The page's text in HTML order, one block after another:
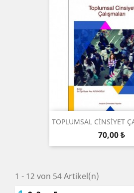
TOPLUMSAL CİNSİYET
Preis
70,00 ₺
1 - 12 von 54 Artikel(n)